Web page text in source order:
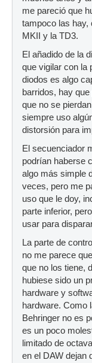
me pareció que
tampoco las hay,
MKII y la TD3.
El añadido de la
que vigilar con la
diodos es algo
barridos, hay
que no se
siempre uso
distorsión para
El secuenciador
podrían haberse
algo más simple
veces, pero me
uso que le doy,
parte inferior,
usar para
La parte de
no me parece
que no los tiene,
hubiese sido un
hardware y
hardware. Como
Behringer no es
es un poco
limitado de
en el DAW dejan